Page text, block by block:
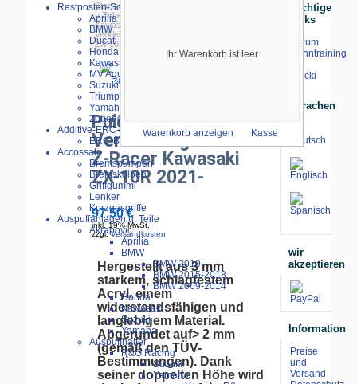
Ihr Warenkorb ist leer
Warenkorb anzeigen Kasse
Restposten-Sonderverkauf
Aprilia
BMW
Ducati
Honda
Kawasaki
MV Agusta
Suzuki
Triumph
Yamaha
Zubehör
Additive-ERC-Bike
ERC-Bike Additive
Accossato
Bremspumpen
Bremskolben
Griffgummi
Lenker
Kurzgasgriffe
Auspuffanlagen u. Teile
Akrapovic
Aprilia
BMW
BMW 2019-
BMW 2015-2018
BMW 2009-2014
Honda
Kawasaki
Suzuki
Yamaha
Auspuffhalter
R&G Racing
Suzuki
Yamaha
Startseite
u.Zubehör
Kawasaki
Verkleidungsscheibe Z-Racer Kawasaki
ZX-10R 2021-
Puig
Verkleidungsscheibe
Z-Racer Kawasaki
ZX-10R 2021-
97.50 €
inkl. 19% MwSt.
zzgl.Versandkosten
Hergestellt aus 3 mm
starkem, schlagfestem
Acryl, einem
widerstandsfähigen und
langlebigem Material.
Abgerundet auf> 2 mm
(gemäß den TÜV-
Bestimmungen). Dank
seiner doppelten Höhe wird
Wichtige
Links
⇒ zum
Renntraining
Stecki
Sprachen
wir
akzeptieren
Information
Preise
und
Versand